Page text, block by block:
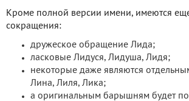
Кроме полной версии имени, имеются
сокращения:
дружеское обращение Лида;
ласковые Лидуся, Лидуша, Лидя;
некоторые даже являются
Лина, Лиля, Лика;
а оригинальным барышням будет